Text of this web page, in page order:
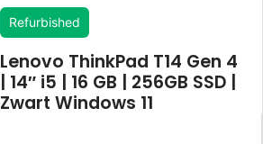
Refurbished
Lenovo ThinkPad T14 Gen 4
| 14″ i5 | 16 GB | 256GB SSD |
Zwart Windows 11